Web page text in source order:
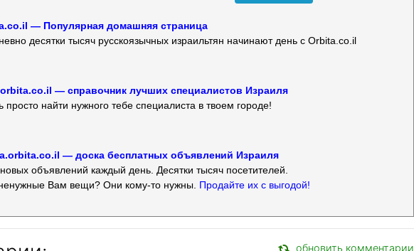
— Популярная домашняя страница
десятки тысяч русскоязычных израильтян начинают день с Orbita.co.il
— справочник лучших специалистов Израиля
просто найти нужного тебе специалиста в твоем городе!
— доска бесплатных объявлений Израиля
объявлений каждый день. Десятки тысяч посетителей.
Вам вещи? Они кому-то нужны. Продайте их с выгодой!
обновить комментарии